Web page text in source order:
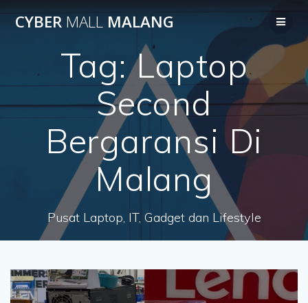
to
CYBER MALL MALANG
Tag:Laptop
Second
Bergaransi Di
Malang
Pusat Laptop, IT, Gadget dan Lifestyle